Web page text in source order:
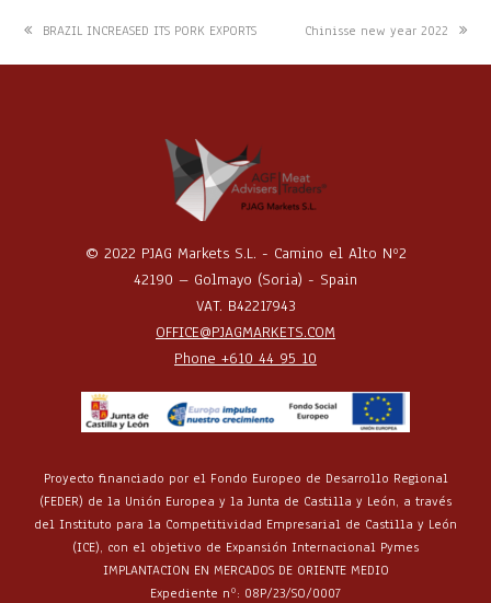
previous
BRAZIL INCREASED ITS PORK EXPORTS
next
Chinisse new year 2022
© 2022 PJAG Markets S.L. - Camino el Alto Nº2
42190 – Golmayo (Soria) - Spain
VAT. B42217943
OFFICE@PJAGMARKETS.COM
Phone +610 44 95 10
Proyecto financiado por el Fondo Europeo de Desarrollo Regional
(FEDER) de la Unión Europea y la Junta de Castilla y León, a través
del Instituto para la Competitividad Empresarial de Castilla y León
(ICE), con el objetivo de Expansión Internacional Pymes
IMPLANTACION EN MERCADOS DE ORIENTE MEDIO
Expediente nº: 08P/23/SO/0007